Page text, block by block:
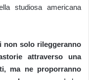
studiosa americana
non solo rileggeranno
torie attraverso una
ma ne proporranno